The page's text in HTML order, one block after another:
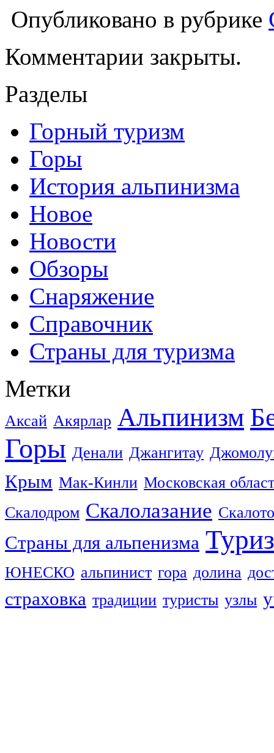
Опубликовано в рубрике
Комментарии закрыты.
Разделы
Горный туризм
Горы
История альпинизма
Новое
Новости
Обзоры
Снаряжение
Справочник
Страны для туризма
Метки
Аксай Акярлар Альпинизм
Горы Денали Джангитау
Крым Мак-Кинли Московская
Скалодром Скалолазание
Страны для альпенизма
ЮНЕСКО альпинист гора долина
страховка традиции туристы узлы